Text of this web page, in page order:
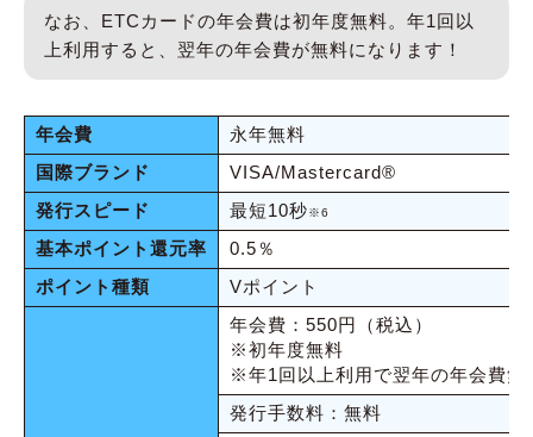
なお、ETCカードの年会費は初年度無料。年1回以
上利用すると、翌年の年会費が無料になります！
年会費
永年無料
国際ブランド
VISA/Mastercard®︎
発行スピード
最短10秒※6
基本ポイント還元率
0.5％
ポイント種類
Vポイント
年会費：550円（税込）
※初年度無料
※年1回以上利用で翌年の年会費無
発行手数料：無料